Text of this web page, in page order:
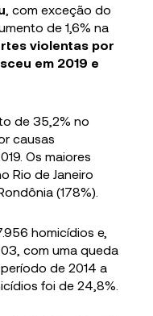
, com exceção do
de 1,6% na
violentas por
em 2019 e
de 35,2% no
causas
Os maiores
Rio de Janeiro
(178%).
homicídios e,
com uma queda
de 2014 a
foi de 24,8%.